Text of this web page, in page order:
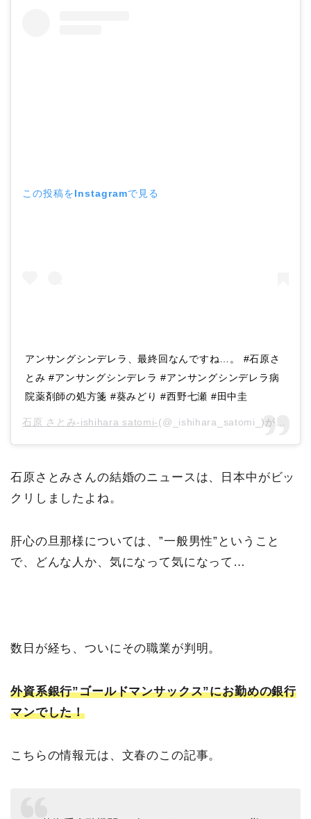
この投稿をInstagramで見る
アンサングシンデレラ、最終回なんですね…。 #石原さ
とみ #アンサングシンデレラ #アンサングシンデレラ病
院薬剤師の処方箋 #葵みどり #西野七瀬 #田中圭
石原 さとみ-ishihara satomi-(@_ishihara_satomi_)がシェアした投稿 –
石原さとみさんの結婚のニュースは、日本中がビッ
クリしましたよね。
肝心の旦那様については、”一般男性”ということ
で、どんな人か、気になって気になって…
数日が経ち、ついにその職業が判明。
外資系銀行”ゴールドマンサックス”にお勤めの銀行
マンでした！
こちらの情報元は、文春のこの記事。